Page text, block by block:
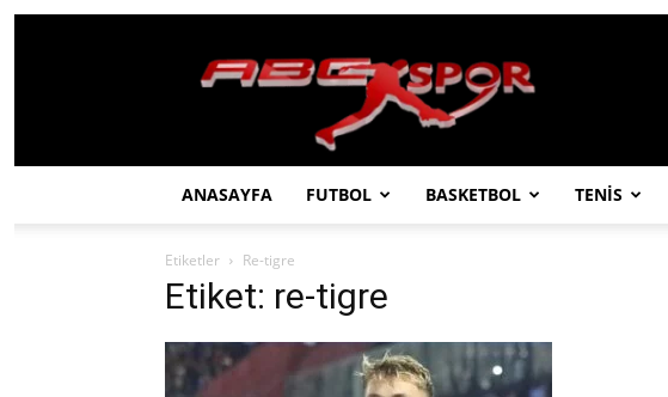
ABC
SPOR
ANASAYFA FUTBOL BASKETBOL TENİS
Etiketler Re-tigre
Etiket: re-tigre